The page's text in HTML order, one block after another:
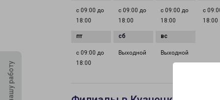
с 09:00 до
18:00
с 09:00 до
18:00
с 09:00 до
18:00
с
18:00
с 09:00 до
18:00
Выходной Выходной